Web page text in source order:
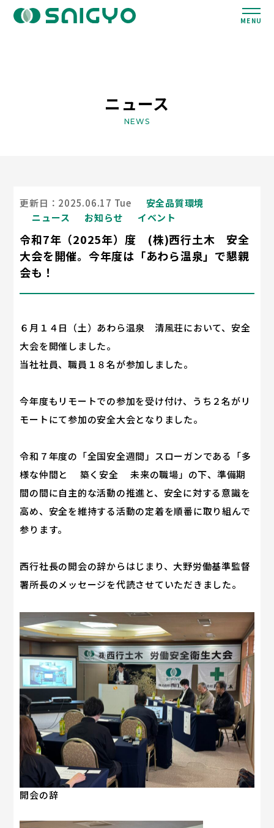
MENU
ニュース
NEWS
更新日：2025.06.17 Tue
安全品質環境
ニュース
お知らせ イベント
令和7年（2025年）度 (株)西行土木 安全
大会を開催。今年度は「あわら温泉」で懇親
会も！
６月１４日（土）あわら温泉 清風荘において、安全
大会を開催しました。
当社社員、職員１８名が参加しました。
今年度もリモートでの参加を受け付け、うち２名がリ
モートにて参加の安全大会となりました。
令和７年度の「全国安全週間」スローガンである「多
様な仲間と 築く安全 未来の職場」の下、準備期
間の間に自主的な活動の推進と、安全に対する意識を
高め、安全を維持する活動の定着を順番に取り組んで
参ります。
西行社長の開会の辞からはじまり、大野労働基準監督
署所長のメッセージを代読させていただきました。
開会の辞